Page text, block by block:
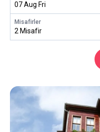
07 Aug Fri
Misafirler
2 Misafir